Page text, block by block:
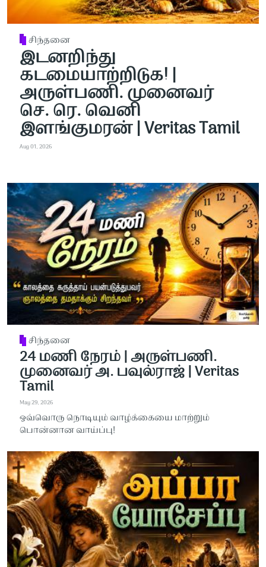
சிந்தனை
இடனறிந்து
கடமையாற்றிடுக! |
அருள்பணி. முனைவர்
செ. ரெ. வெனி
இளங்குமரன் | Veritas Tamil
Aug 01, 2026
சிந்தனை
24 மணி நேரம் | அருள்பணி.
முனைவர் அ. பவுல்ராஜ் | Veritas
Tamil
May 29, 2026
ஒவ்வொரு நொடியும் வாழ்க்கையை மாற்றும்
பொன்னான வாய்ப்பு!